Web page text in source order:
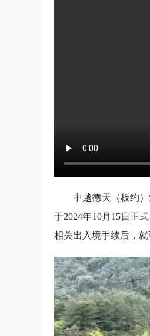
中越德天（板约
于2024年10月15日正
相关出入境手续后，就